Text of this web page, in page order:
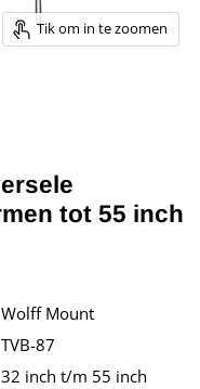
Tik om in te zoomen
tot 55 inch
Wolff Mount
TVB-87
32 inch t/m 55 inch